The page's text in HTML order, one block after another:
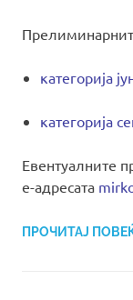
категорија
категорија
Евентуалните
е-адресата
ПРОЧИТАЈ